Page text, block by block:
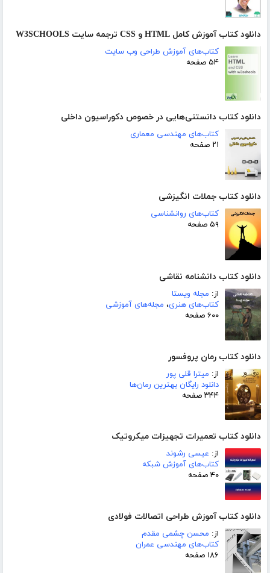
دانلود کتاب آموزش کامل HTML و CSS ترجمه سایت W3SCHOOLS
کتاب‌های آموزش طراحی وب سایت
۵۴ صفحه
دانلود کتاب دانستنی‌هایی در خصوص دکوراسیون داخلی
کتاب‌های مهندسی معماری
۲۱ صفحه
دانلود کتاب جملات انگیزشی
کتاب‌های روانشناسی
۵۹ صفحه
دانلود کتاب دانشنامه نقاشی
از: مجله ویستا
کتاب‌های هنری، مجله‌های آموزشی
۶۰۰ صفحه
دانلود کتاب رمان پروفسور
از: میترا قلی پور
دانلود رایگان بهترین رمان‌ها
۳۴۴ صفحه
دانلود کتاب تعمیرات تجهیزات میکروتیک
از: عیسی رشوند
کتاب‌های آموزش شبکه
۴۰ صفحه
دانلود کتاب آموزش طراحی اتصالات فولادی
از: محسن چشمی مقدم
کتاب‌های مهندسی عمران
۱۸۶ صفحه